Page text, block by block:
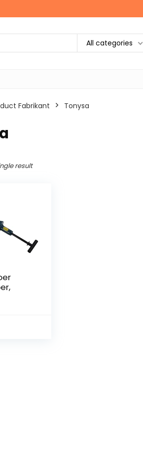
All categories
Fabrikant ‎Tonysa
result